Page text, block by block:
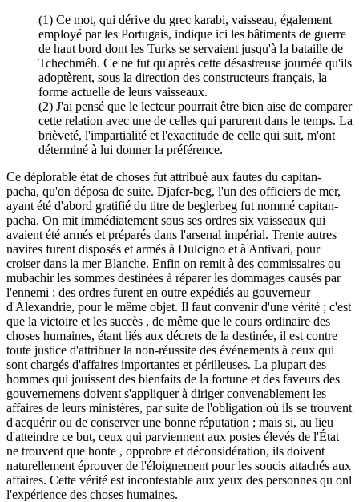
(1) Ce mot, qui dérive du grec karabi, vaisseau, également
employé par les Portugais, indique ici les bâtiments de guerre
de haut bord dont les Turks se servaient jusqu'à la bataille de
Tchechméh. Ce ne fut qu'après cette désastreuse journée qu'ils
adoptèrent, sous la direction des constructeurs français, la
forme actuelle de leurs vaisseaux.
(2) J'ai pensé que le lecteur pourrait être bien aise de comparer
cette relation avec une de celles qui parurent dans le temps. La
brièveté, l'impartialité et l'exactitude de celle qui suit, m'ont
déterminé à lui donner la préférence.
Ce déplorable état de choses fut attribué aux fautes du capitan-
pacha, qu'on déposa de suite. Djafer-beg, l'un des officiers de mer,
ayant été d'abord gratifié du titre de beglerbeg fut nommé capitan-
pacha. On mit immédiatement sous ses ordres six vaisseaux qui
avaient été armés et préparés dans l'arsenal impérial. Trente autres
navires furent disposés et armés à Dulcigno et à Antivari, pour
croiser dans la mer Blanche. Enfin on remit à des commissaires ou
mubachir les sommes destinées à réparer les dommages causés par
l'ennemi ; des ordres furent en outre expédiés au gouverneur
d'Alexandrie, pour le même objet. Il faut convenir d'une vérité ; c'est
que la victoire et les succès , de même que le cours ordinaire des
choses humaines, étant liés aux décrets de la destinée, il est contre
toute justice d'attribuer la non-réussite des événements à ceux qui
sont chargés d'affaires importantes et périlleuses. La plupart des
hommes qui jouissent des bienfaits de la fortune et des faveurs des
gouvernemens doivent s'appliquer à diriger convenablement les
affaires de leurs ministères, par suite de l'obligation où ils se trouvent
d'acquérir ou de conserver une bonne réputation ; mais si, au lieu
d'atteindre ce but, ceux qui parviennent aux postes élevés de l'État
ne trouvent que honte , opprobre et déconsidération, ils doivent
naturellement éprouver de l'éloignement pour les soucis attachés aux
affaires. Cette vérité est incontestable aux yeux des personnes qu onl
l'expérience des choses humaines.